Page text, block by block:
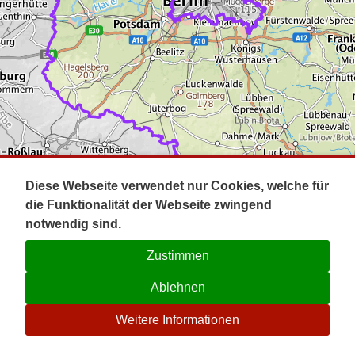
Impressum
Kontakt
☉
Diese Webseite verwendet nur Cookies, welche für
die Funktionalität der Webseite zwingend
notwendig sind.
Zustimmen
Ablehnen
Weitere Informationen